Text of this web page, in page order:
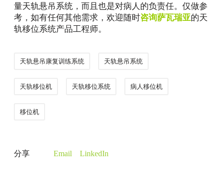
量天轨悬吊系统，而且也是对病人的负责任。仅做参
考，如有任何其他需求，欢迎随时咨询萨瓦瑞亚的天
轨移位系统产品工程师。
天轨悬吊康复训练系统 天轨悬吊系统
天轨移位机 天轨移位系统 病人移位机
移位机
分享 Email LinkedIn